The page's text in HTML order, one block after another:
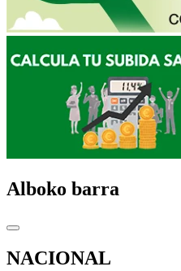
Alboko barra
NACIONAL